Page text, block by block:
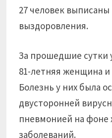
27 человек выписаны
выздоровления.
За прошедшие сутки
81-летняя женщина
Болезнь у них была
двусторонней
пневмонией на фоне
заболеваний.